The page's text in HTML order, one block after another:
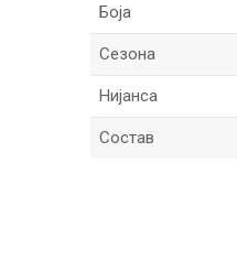
Боја
Сезона
Нијанса
Состав